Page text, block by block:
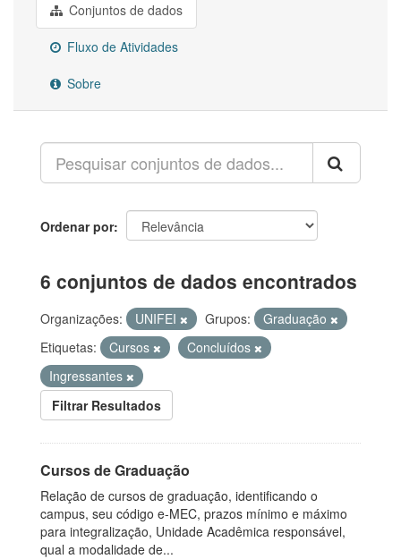
Conjuntos de dados
Fluxo de Atividades
Sobre
Ordenar por
6 conjuntos de dados encontrados
Organizações: UNIFEI Grupos:
Graduação
Etiquetas:
Cursos
Concluídos
Ingressantes
Filtrar Resultados
Cursos de Graduação
Relação de cursos de graduação, identificando o
campus, seu código e-MEC, prazos mínimo e máximo
para integralização, Unidade Acadêmica responsável,
qual a modalidade de...